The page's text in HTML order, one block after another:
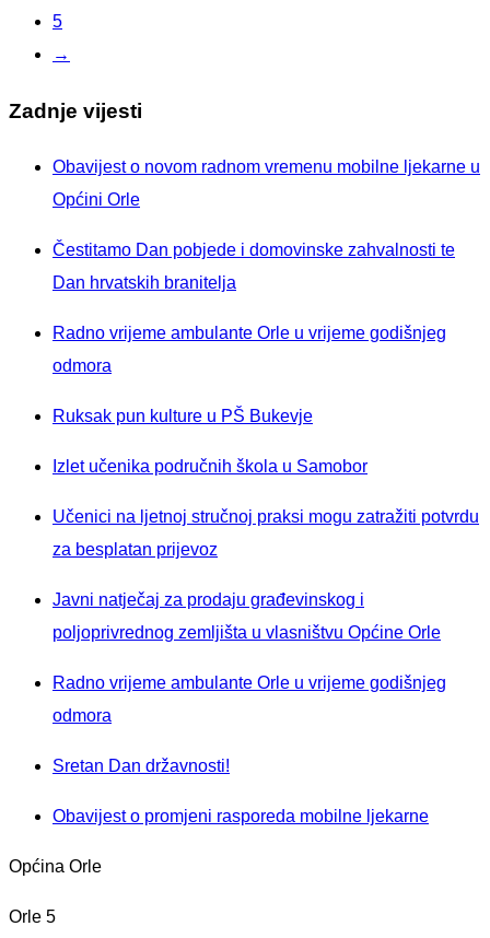
5
→
Zadnje vijesti
Obavijest o novom radnom vremenu mobilne ljekarne u
Općini Orle
Čestitamo Dan pobjede i domovinske zahvalnosti te
Dan hrvatskih branitelja
Radno vrijeme ambulante Orle u vrijeme godišnjeg
odmora
Ruksak pun kulture u PŠ Bukevje
Izlet učenika područnih škola u Samobor
Učenici na ljetnoj stručnoj praksi mogu zatražiti potvrdu
za besplatan prijevoz
Javni natječaj za prodaju građevinskog i
poljoprivrednog zemljišta u vlasništvu Općine Orle
Radno vrijeme ambulante Orle u vrijeme godišnjeg
odmora
Sretan Dan državnosti!
Obavijest o promjeni rasporeda mobilne ljekarne
Općina Orle
Orle 5